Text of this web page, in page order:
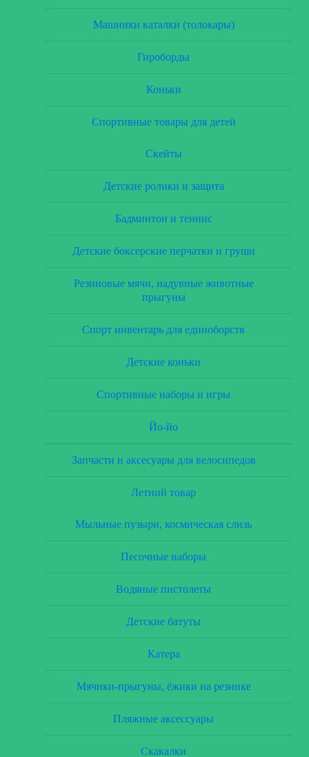
Машинки каталки (толокары)
Гироборды
Коньки
Спортивные товары для детей
Скейты
Детские ролики и защита
Бадминтон и теннис
Детские боксерские перчатки и груши
Резиновые мячи, надувные животные
прыгуны
Спорт инвентарь для единоборств
Детские коньки
Спортивные наборы и игры
Йо-йо
Запчасти и аксесуары для велосипедов
Летний товар
Мыльные пузыри, космическая слизь
Песочные наборы
Водяные пистолеты
Детские батуты
Катера
Мячики-прыгуны, ёжики на резинке
Пляжные аксессуары
Скакалки